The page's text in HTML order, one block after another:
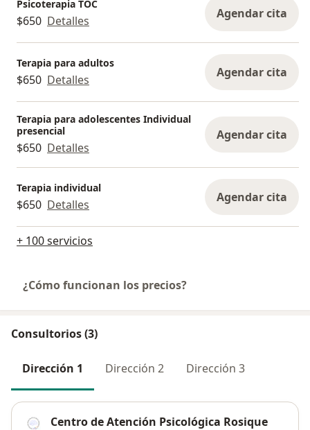
Psicoterapia TOC
$650 Detalles Agendar cita
Terapia para adultos
$650 Detalles Agendar cita
Terapia para adolescentes Individual
presencial
$650 Detalles
Agendar cita
Terapia individual
$650 Detalles Agendar cita
+ 100 servicios
¿Cómo funcionan los precios?
Consultorios (3)
Dirección 1 Dirección 2 Dirección 3
Centro de Atención Psicológica Rosique